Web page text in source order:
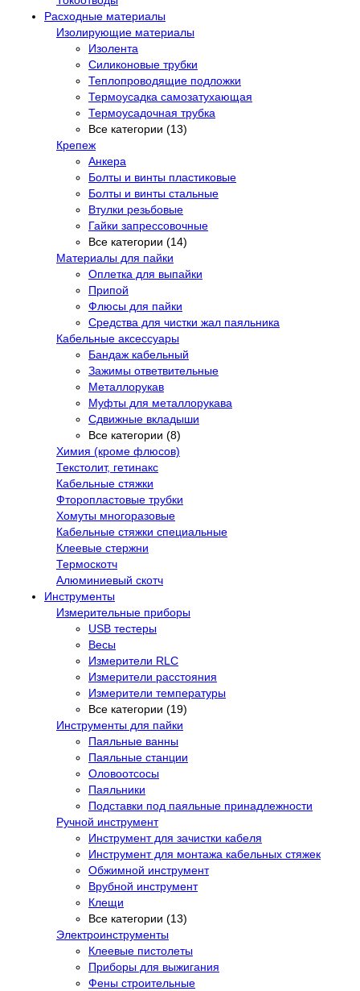
Расходные материалы
Изолирующие материалы
Изолента
Силиконовые трубки
Теплопроводящие подложки
Термоусадка самозатухающая
Термоусадочная трубка
Все категории (13)
Крепеж
Анкера
Болты и винты пластиковые
Болты и винты стальные
Втулки резьбовые
Гайки запрессовочные
Все категории (14)
Материалы для пайки
Оплетка для выпайки
Припой
Флюсы для пайки
Средства для чистки жал паяльника
Кабельные аксессуары
Бандаж кабельный
Зажимы ответвительные
Металлорукав
Муфты для металлорукава
Сдвижные вкладыши
Все категории (8)
Химия (кроме флюсов)
Текстолит, гетинакс
Кабельные стяжки
Фторопластовые трубки
Хомуты многоразовые
Кабельные стяжки специальные
Клеевые стержни
Термоскотч
Алюминиевый скотч
Инструменты
Измерительные приборы
USB тестеры
Весы
Измерители RLC
Измерители расстояния
Измерители температуры
Все категории (19)
Инструменты для пайки
Паяльные ванны
Паяльные станции
Оловоотсосы
Паяльники
Подставки под паяльные принадлежности
Ручной инструмент
Инструмент для зачистки кабеля
Инструмент для монтажа кабельных стяжек
Обжимной инструмент
Врубной инструмент
Клещи
Все категории (13)
Электроинструменты
Клеевые пистолеты
Приборы для выжигания
Фены строительные